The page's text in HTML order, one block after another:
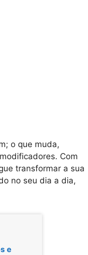
o que muda,
Com
transformar a sua
no seu dia a dia,
e